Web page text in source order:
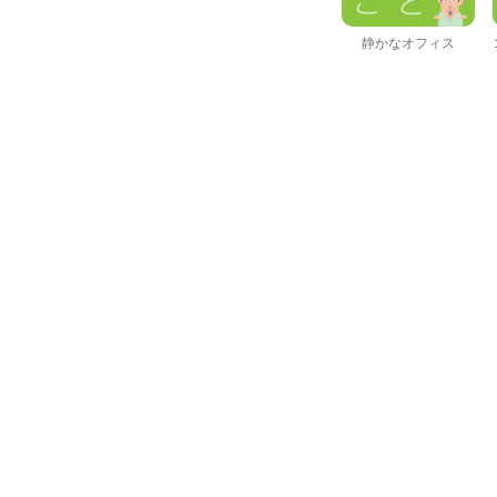
静かなオフィス